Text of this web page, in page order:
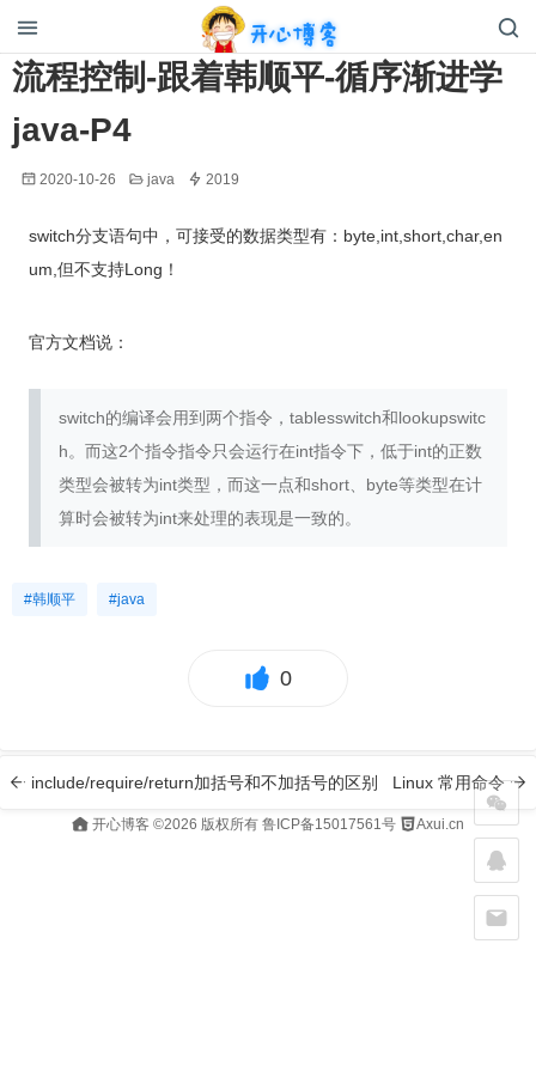
开心博客
流程控制-跟着韩顺平-循序渐进学
java-P4
2020-10-26 java 2019
switch分支语句中，可接受的数据类型有：byte,int,short,char,en
um,但不支持Long！
官方文档说：
switch的编译会用到两个指令，tablesswitch和lookupswitc
h。而这2个指令指令只会运行在int指令下，低于int的正数
类型会被转为int类型，而这一点和short、byte等类型在计
算时会被转为int来处理的表现是一致的。
#韩顺平 #java
0
include/require/return加括号和不加括号的区别 Linux 常用命令
开心博客 ©2026 版权所有 鲁ICP备15017561号 Axui.cn